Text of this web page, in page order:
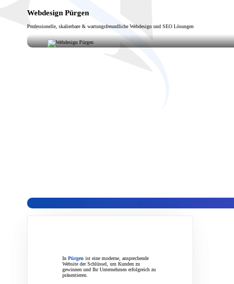
Webdesign Pürgen
Professionelle, skalierbare & wartungsfreundliche Webdesign und SEO Lösungen
In Pürgen ist eine moderne, ansprechende
Website der Schlüssel, um Kunden zu
gewinnen und Ihr Unternehmen erfolgreich zu
präsentieren.